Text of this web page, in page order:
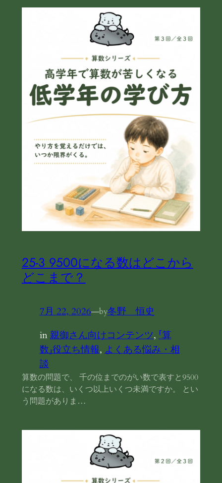
25‐3 9500になる数はどこから
どこまで？
7月 22, 2026—by冬野 恒史
in親御さん向けコンテンツ, 「算
数」役立ち情報, よくある悩み・相
談
算数の問題で、 千の位までのがい数で表すと9500
になる数は、いくつ以上いくつ未満ですか。 とい
う問題がありま…